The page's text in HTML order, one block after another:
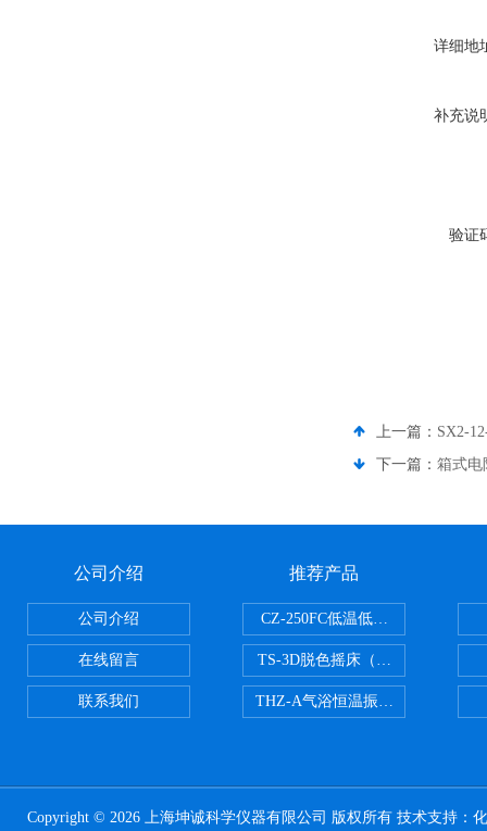
详细地
补充说
验证
上一篇： SX2-
下一篇： 箱式电
公司介绍
公司介绍
在线留言
联系我们
推荐产品
CZ-250FC低温低湿种子储藏柜
TS-3D脱色摇床（三维运动）
THZ-A气浴恒温振荡器
Copyright © 2026 上海坤诚科学仪器有限公司 版权所有 技术支持：